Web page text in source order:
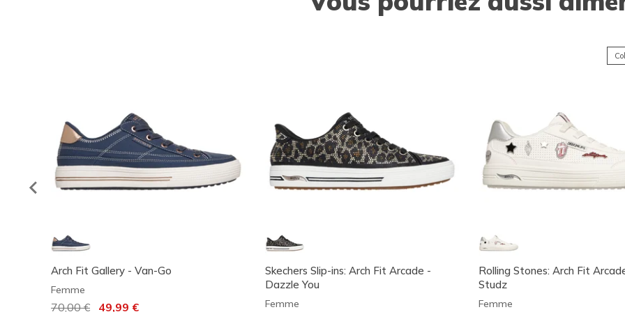
Arch Fit Gallery - Van-Go
Femme
Prix réduit de
70,00 € 49,99 €
Skechers Slip-ins: Arch Fit Arcade -
Dazzle You
Femme
Rolling Stones: Arch Fit
Studz
Femme